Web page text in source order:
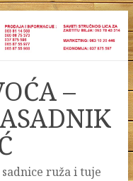
–
sadnice ruža i tuje